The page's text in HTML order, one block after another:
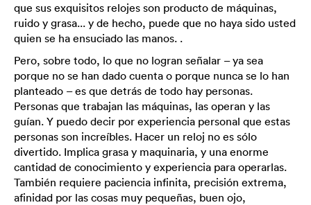
que sus exquisitos relojes son producto de máquinas,
ruido y grasa... y de hecho, puede que no haya sido usted
quien se ha ensuciado las manos. .
Pero, sobre todo, lo que no logran señalar – ya sea
porque no se han dado cuenta o porque nunca se lo han
planteado – es que detrás de todo hay personas.
Personas que trabajan las máquinas, las operan y las
guían. Y puedo decir por experiencia personal que estas
personas son increíbles. Hacer un reloj no es sólo
divertido. Implica grasa y maquinaria, y una enorme
cantidad de conocimiento y experiencia para operarlas.
También requiere paciencia infinita, precisión extrema,
afinidad por las cosas muy pequeñas, buen ojo,